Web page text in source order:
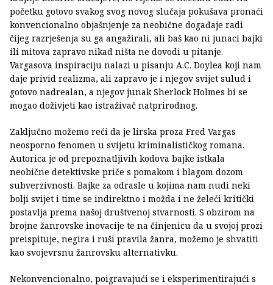
početku gotovo svakog svog novog slučaja pokušava pronaći
konvencionalno objašnjenje za neobične događaje radi
čijeg razrješenja su ga angažirali, ali baš kao ni junaci bajki
ili mitova zapravo nikad ništa ne dovodi u pitanje.
Vargasova inspiraciju nalazi u pisanju A.C. Doylea koji nam
daje privid realizma, ali zapravo je i njegov svijet sulud i
gotovo nadrealan, a njegov junak Sherlock Holmes bi se
mogao doživjeti kao istraživač natprirodnog.
Zaključno možemo reći da je lirska proza Fred Vargas
neosporno fenomen u svijetu kriminalističkog romana.
Autorica je od prepoznatljivih kodova bajke istkala
neobične detektivske priče s pomakom i blagom dozom
subverzivnosti. Bajke za odrasle u kojima nam nudi neki
bolji svijet i time se indirektno i možda i ne želeći kritički
postavlja prema našoj društvenoj stvarnosti. S obzirom na
brojne žanrovske inovacije te na činjenicu da u svojoj prozi
preispituje, negira i ruši pravila žanra, možemo je shvatiti
kao svojevrsnu žanrovsku alternativku.
Nekonvencionalno, poigravajući se i eksperimentirajući s